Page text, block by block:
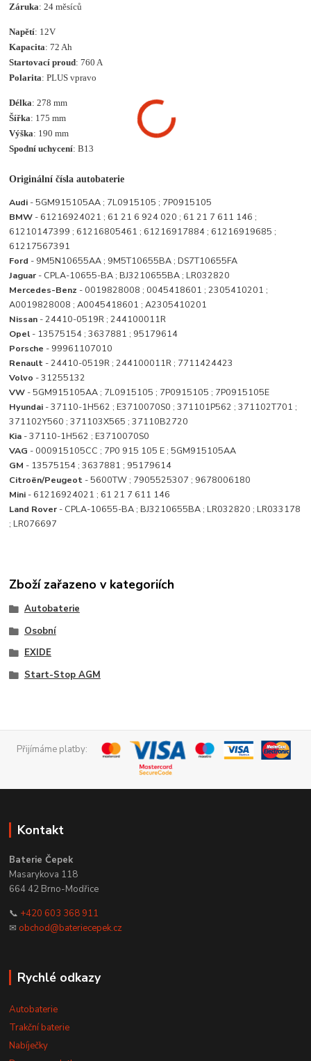
Záruka: 24 měsíců
Napětí: 12V
Kapacita: 72 Ah
Startovací proud: 760 A
Polarita: PLUS vpravo
Délka: 278 mm
Šířka: 175 mm
Výška: 190 mm
Spodní uchycení: B13
Originální čísla autobaterie
Audi - 5GM915105AA ; 7L0915105 ; 7P0915105
BMW - 61216924021 ; 61 21 6 924 020 ; 61 21 7 611 146 ;
61210147399 ; 61216805461 ; 61216917884 ; 61216919685 ;
61217567391
Ford - 9M5N10655AA ; 9M5T10655BA ; DS7T10655FA
Jaguar - CPLA-10655-BA ; BJ3210655BA ; LR032820
Mercedes-Benz - 0019828008 ; 0045418601 ; 2305410201 ;
A0019828008 ; A0045418601 ; A2305410201
Nissan - 24410-0519R ; 244100011R
Opel - 13575154 ; 3637881 ; 95179614
Porsche - 99961107010
Renault - 24410-0519R ; 244100011R ; 7711424423
Volvo - 31255132
VW - 5GM915105AA ; 7L0915105 ; 7P0915105 ; 7P0915105E
Hyundai - 37110-1H562 ; E3710070S0 ; 371101P562 ; 371102T701 ;
371102Y560 ; 371103X565 ; 37110B2720
Kia - 37110-1H562 ; E3710070S0
VAG - 000915105CC ; 7P0 915 105 E ; 5GM915105AA
GM - 13575154 ; 3637881 ; 95179614
Citroën/Peugeot - 5600TW ; 7905525307 ; 9678006180
Mini - 61216924021 ; 61 21 7 611 146
Land Rover - CPLA-10655-BA ; BJ3210655BA ; LR032820 ; LR033178
; LR076697
Zboží zařazeno v kategoriích
Autobaterie
Osobní
EXIDE
Start-Stop AGM
Přijímáme platby:
Kontakt
Baterie Čepek
Masarykova 118
664 42 Brno-Modřice
📞 +420 603 368 911
✉ obchod@bateriecepek.cz
Rychlé odkazy
Autobaterie
Trakční baterie
Nabíječky